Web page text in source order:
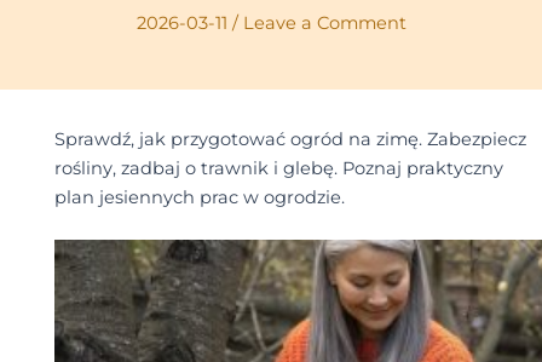
2026-03-11 / Leave a Comment
Sprawdź, jak przygotować ogród na zimę. Zabezpiecz
rośliny, zadbaj o trawnik i glebę. Poznaj praktyczny
plan jesiennych prac w ogrodzie.